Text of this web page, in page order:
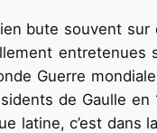
bute souvent
entretenues
Guerre
de Gaulle
latine, c’est dans